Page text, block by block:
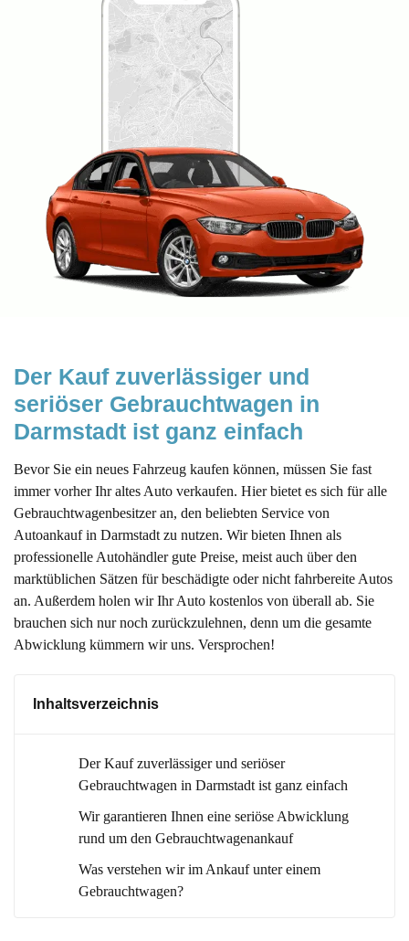
Der Kauf zuverlässiger und
seriöser Gebrauchtwagen in
Darmstadt ist ganz einfach
Bevor Sie ein neues Fahrzeug kaufen können, müssen Sie fast
immer vorher Ihr altes Auto verkaufen. Hier bietet es sich für alle
Gebrauchtwagenbesitzer an, den beliebten Service von
Autoankauf in Darmstadt zu nutzen. Wir bieten Ihnen als
professionelle Autohändler gute Preise, meist auch über den
marktüblichen Sätzen für beschädigte oder nicht fahrbereite Autos
an. Außerdem holen wir Ihr Auto kostenlos von überall ab. Sie
brauchen sich nur noch zurückzulehnen, denn um die gesamte
Abwicklung kümmern wir uns. Versprochen!
Inhaltsverzeichnis
Der Kauf zuverlässiger und seriöser
Gebrauchtwagen in Darmstadt ist ganz einfach
Wir garantieren Ihnen eine seriöse Abwicklung
rund um den Gebrauchtwagenankauf
Was verstehen wir im Ankauf unter einem
Gebrauchtwagen?